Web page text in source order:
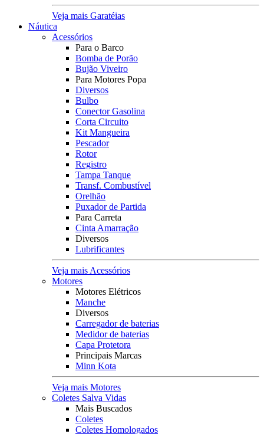
Veja mais Garatéias
Náutica
Acessórios
Para o Barco
Bomba de Porão
Bujão Viveiro
Para Motores Popa
Diversos
Bulbo
Conector Gasolina
Corta Circuito
Kit Mangueira
Pescador
Rotor
Registro
Tampa Tanque
Transf. Combustível
Orelhão
Puxador de Partida
Para Carreta
Cinta Amarração
Diversos
Lubrificantes
Veja mais Acessórios
Motores
Motores Elétricos
Manche
Diversos
Carregador de baterias
Medidor de baterias
Capa Protetora
Principais Marcas
Minn Kota
Veja mais Motores
Coletes Salva Vidas
Mais Buscados
Coletes
Coletes Homologados